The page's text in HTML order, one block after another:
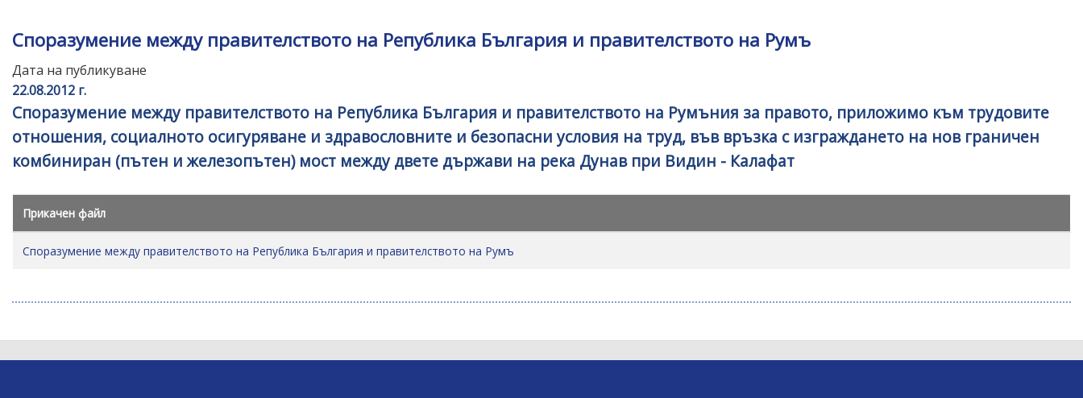
Споразумение между правителството на Република България и правителството на Румъ
Дата на публикуване
22.08.2012 г.
Споразумение между правителството на Република България и правителството на Румъния за правото, приложимо към трудовите
отношения, социалното осигуряване и здравословните и безопасни условия на труд, във връзка с изграждането на нов граничен
комбиниран (пътен и железопътен) мост между двете държави на река Дунав при Видин - Калафат
Прикачен файл
Споразумение между правителството на Република България и правителството на Румъ